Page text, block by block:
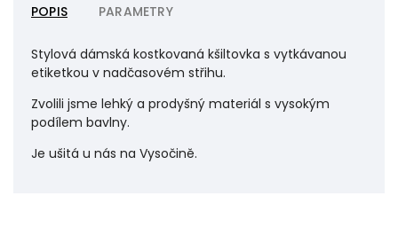
POPIS PARAMETRY
Stylová dámská kostkovaná kšiltovka s vytkávanou
etiketkou v nadčasovém střihu.
Zvolili jsme lehký a prodyšný materiál s vysokým
podílem bavlny.
Je ušitá u nás na Vysočině.